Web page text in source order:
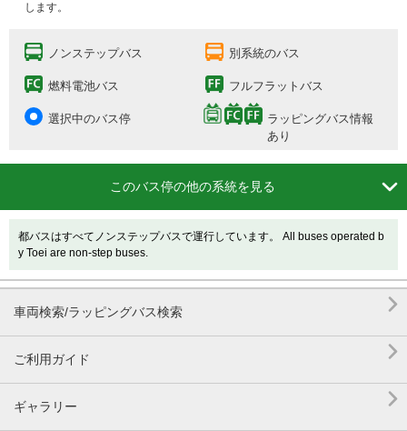
します。
ノンステップバス 別系統のバス
燃料電池バス フルフラットバス
選択中のバス停
ラッピングバス情報
あり
このバス停の他の系統を見る 
都バスはすべてノンステップバスで運行しています。 All buses operated b
y Toei are non-step buses.
車両検索/ラッピングバス検索 
ご利用ガイド 
ギャラリー 